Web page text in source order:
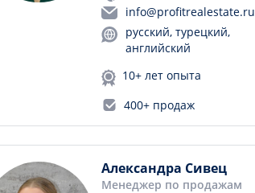
info@profitrealestate.ru
русский, турецкий,
английский
10+ лет опыта
400+ продаж
Александра Сивец
Менеджер по продажам